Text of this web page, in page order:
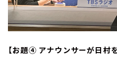
【お題④ アナウンサーが日